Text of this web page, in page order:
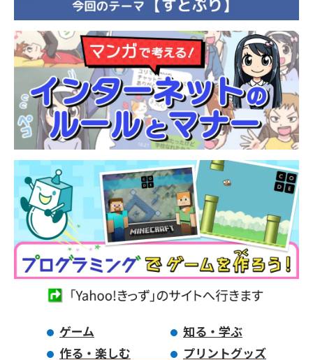
ゲーム
知る・学ぶ
作る・楽しむ
プリントグッズ